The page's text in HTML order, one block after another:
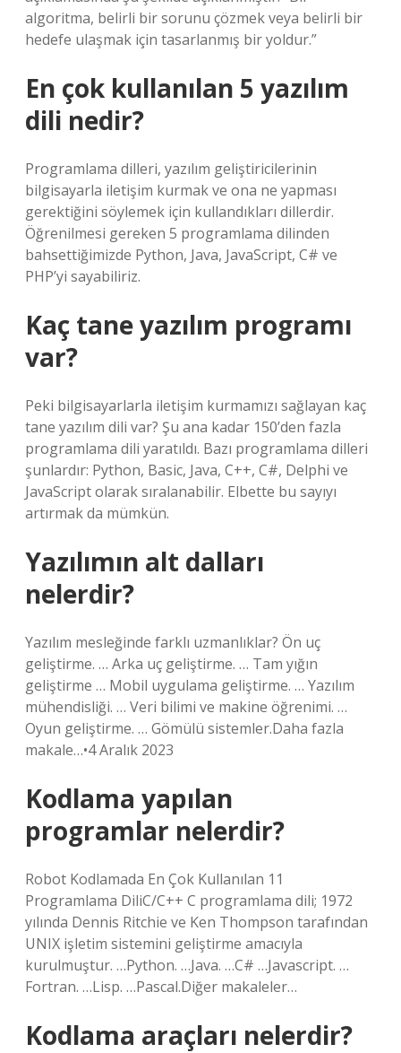
algoritma, belirli bir sorunu çözmek veya belirli bir
hedefe ulaşmak için tasarlanmış bir yoldur.”
En çok kullanılan 5 yazılım
dili nedir?
Programlama dilleri, yazılım geliştiricilerinin
bilgisayarla iletişim kurmak ve ona ne yapması
gerektiğini söylemek için kullandıkları dillerdir.
Öğrenilmesi gereken 5 programlama dilinden
bahsettiğimizde Python, Java, JavaScript, C# ve
PHP’yi sayabiliriz.
Kaç tane yazılım programı
var?
Peki bilgisayarlarla iletişim kurmamızı sağlayan kaç
tane yazılım dili var? Şu ana kadar 150’den fazla
programlama dili yaratıldı. Bazı programlama dilleri
şunlardır: Python, Basic, Java, C++, C#, Delphi ve
JavaScript olarak sıralanabilir. Elbette bu sayıyı
artırmak da mümkün.
Yazılımın alt dalları
nelerdir?
Yazılım mesleğinde farklı uzmanlıklar? Ön uç
geliştirme. … Arka uç geliştirme. … Tam yığın
geliştirme … Mobil uygulama geliştirme. … Yazılım
mühendisliği. … Veri bilimi ve makine öğrenimi. …
Oyun geliştirme. … Gömülü sistemler.Daha fazla
makale…•4 Aralık 2023
Kodlama yapılan
programlar nelerdir?
Robot Kodlamada En Çok Kullanılan 11
Programlama DiliC/C++ C programlama dili; 1972
yılında Dennis Ritchie ve Ken Thompson tarafından
UNIX işletim sistemini geliştirme amacıyla
kurulmuştur. …Python. …Java. …C# …Javascript. …
Fortran. …Lisp. …Pascal.Diğer makaleler…
Kodlama araçları nelerdir?